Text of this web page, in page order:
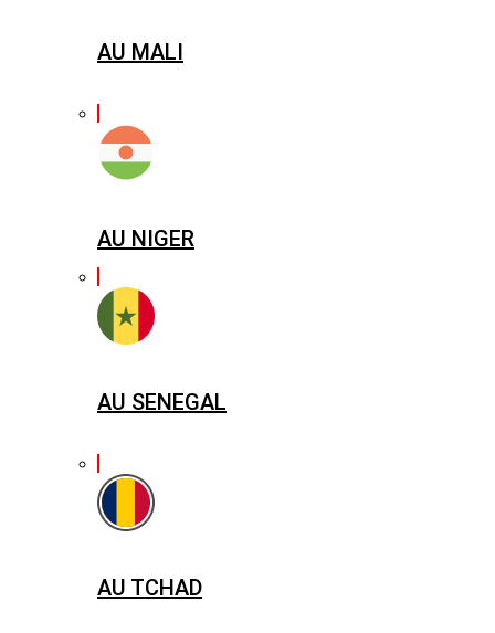
AU MALI
AU NIGER
AU SENEGAL
AU TCHAD